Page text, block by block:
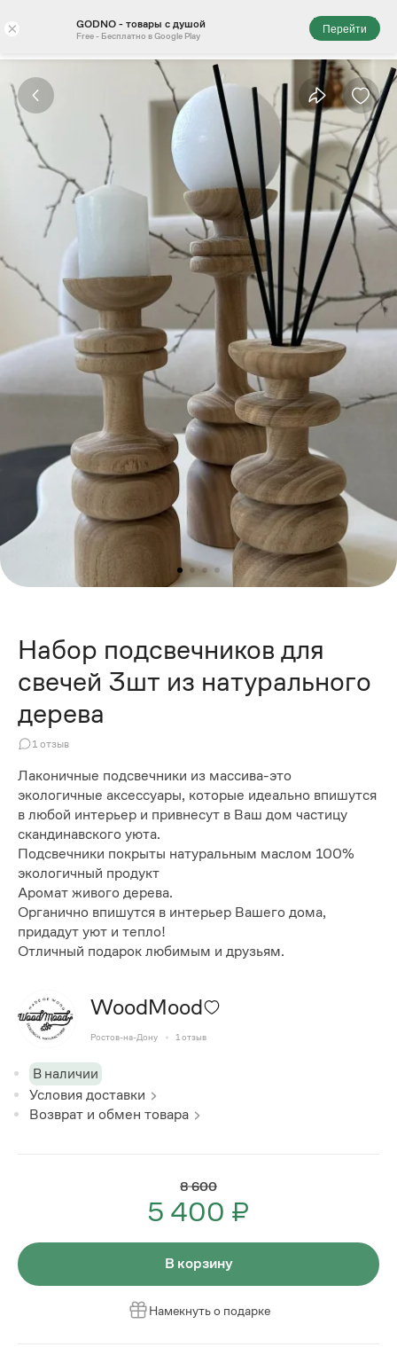
× GODNO - товары с душой
Free - Бесплатно в Google Play
Перейти
Набор подсвечников для
свечей 3шт из натурального
дерева
1 отзыв
Лаконичные подсвечники из массива-это
экологичные аксессуары, которые идеально впишутся
в любой интерьер и привнесут в Ваш дом частицу
скандинавского уюта.
Подсвечники покрыты натуральным маслом 100%
экологичный продукт
Аромат живого дерева.
Органично впишутся в интерьер Вашего дома,
придадут уют и тепло!
Отличный подарок любимым и друзьям.
WoodMood
Ростов-на-Дону 1 отзыв
В наличии
Условия доставки
Возврат и обмен товара
8 600
5 400 ₽
В корзину
Намекнуть о подарке